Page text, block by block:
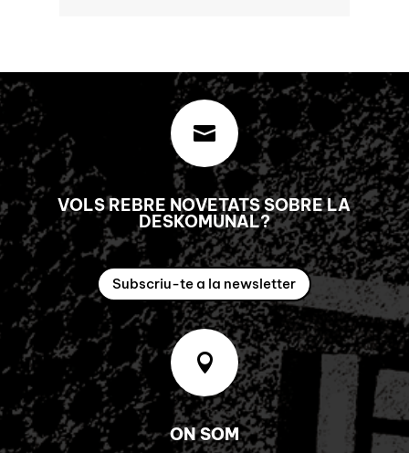

VOLS REBRE NOVETATS SOBRE LA
DESKOMUNAL?
Subscriu-te a la newsletter

ON SOM